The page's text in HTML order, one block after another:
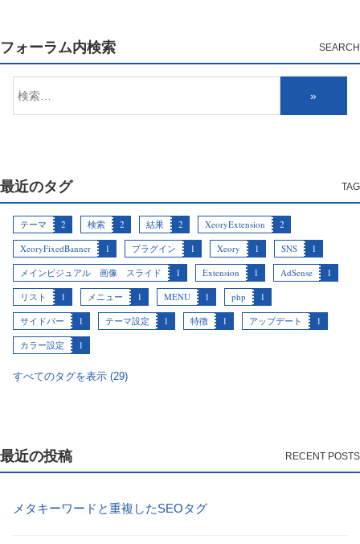
フォーラム内検索
最近のタグ
テーマ 2 検索 2 結果 2 XeoryExtension
2
XeoryFixedBanner
1 プラグイン 1 Xeory 1 SNS
1
メインビジュアル 画像 スライド
1 Extension 1 AdSense
1
リスト
1 メニュー 1 MENU 1 php
1
サイドバー
1 テーマ設定 1 特徴 1 アップデート
1
カラー設定
1
すべてのタグを表示 (29)
最近の投稿
メタキーワードと重複したSEOタグ